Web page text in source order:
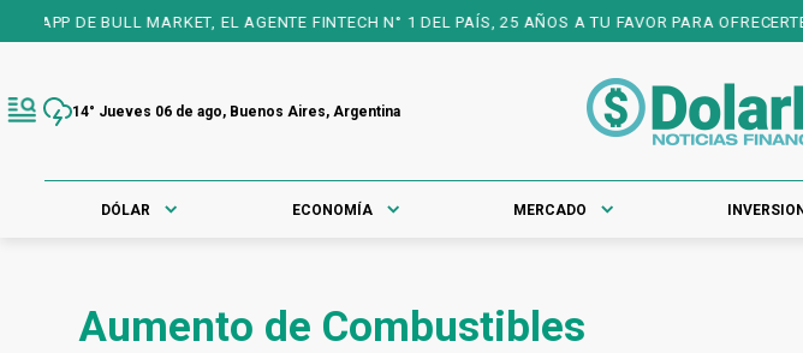
EL AGENTE FINTECH N° 1 DEL PAÍS, 25 AÑOS A TU FAVOR PARA OFRECERTE UNA
14° Jueves 06 de ago, Buenos Aires, Argentina
DÓLAR ECONOMÍA MERCADO
Aumento de Combustibles